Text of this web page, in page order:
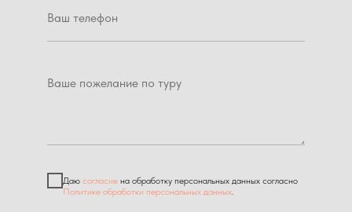
Даю согласие на обработку персональных данных согласно
Политике обработки персональных данных